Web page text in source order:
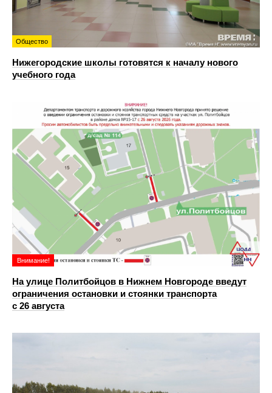
Общество
Нижегородские школы готовятся к началу нового
учебного года
Внимание!
На улице Политбойцов в Нижнем Новгороде введут
ограничения остановки и стоянки транспорта
с 26 августа